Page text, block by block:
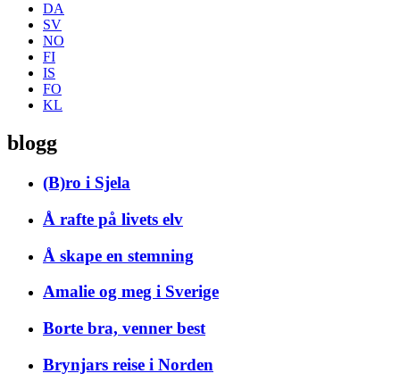
DA
SV
NO
FI
IS
FO
KL
blogg
(B)ro i Sjela
Å rafte på livets elv
Å skape en stemning
Amalie og meg i Sverige
Borte bra, venner best
Brynjars reise i Norden